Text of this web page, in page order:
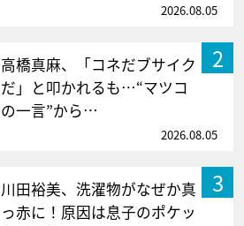
2026.08.05
2
高橋真麻、「コネだブサイク
だ」と叩かれるも…“マツコ
の一言”から…
2026.08.05
3
川田裕美、洗濯物がなぜか真
っ赤に！原因は息子のポケッ